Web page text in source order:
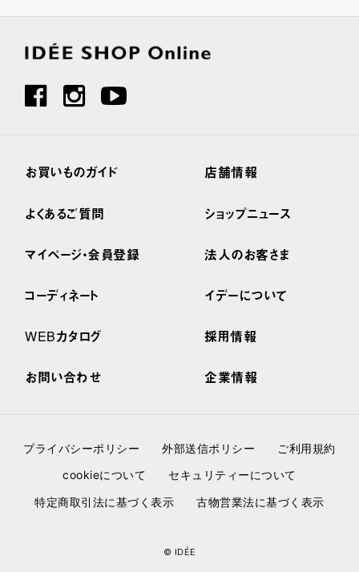
お買いものガイド
よくあるご質問
マイページ・会員登録
コーディネート
WEBカタログ
お問い合わせ
店舗情報
ショップニュース
法人のお客さま
イデーについて
採用情報
企業情報
プライバシーポリシー 外部送信ポリシー
ご利用規約
cookieについて
セキュリティーについて
特定商取引法に基づく表示
古物営業法に基づく表示
© IDÉE